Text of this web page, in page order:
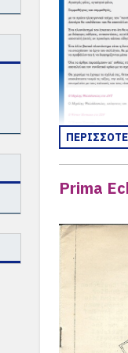
να
Όλα τα
τόπος
Δείτε όλα
Prima